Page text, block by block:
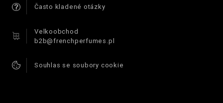
Často kladené otázky
Velkoobchod
b2b@frenchperfumes.pl
Souhlas se soubory cookie